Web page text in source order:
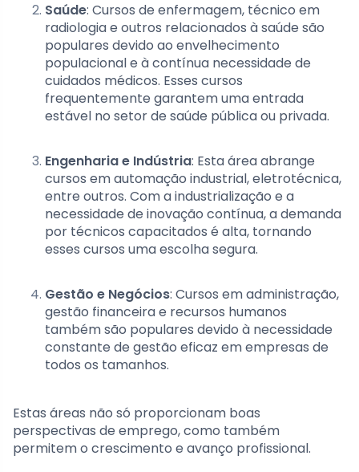
Saúde: Cursos de enfermagem, técnico em
radiologia e outros relacionados à saúde são
populares devido ao envelhecimento
populacional e à contínua necessidade de
cuidados médicos. Esses cursos
frequentemente garantem uma entrada
estável no setor de saúde pública ou privada.
Engenharia e Indústria: Esta área abrange
cursos em automação industrial, eletrotécnica,
entre outros. Com a industrialização e a
necessidade de inovação contínua, a demanda
por técnicos capacitados é alta, tornando
esses cursos uma escolha segura.
Gestão e Negócios: Cursos em administração,
gestão financeira e recursos humanos
também são populares devido à necessidade
constante de gestão eficaz em empresas de
todos os tamanhos.
Estas áreas não só proporcionam boas
perspectivas de emprego, como também
permitem o crescimento e avanço profissional.